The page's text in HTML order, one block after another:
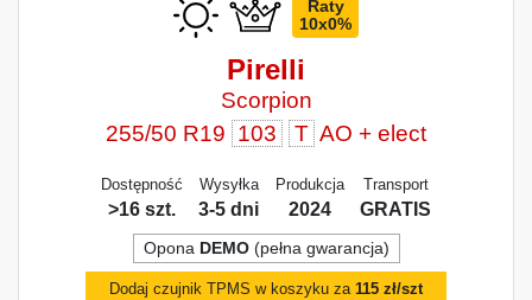
Raty
10x0%
Pirelli
Scorpion
255/50 R19 103 T AO + elect
Dostępność
>16 szt.
Wysyłka
3-5 dni
Produkcja
2024
Transport
GRATIS
Opona DEMO(pełna gwarancja)
Dodaj czujnik TPMS w koszyku za 115 zł/szt